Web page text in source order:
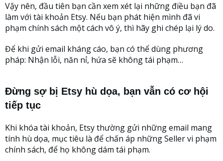
Vậy nên, đầu tiên bạn cần xem xét lại những điều bạn đã
làm với tài khoản Etsy. Nếu bạn phát hiện mình đã vi
phạm chính sách một cách vô ý, thì hãy ghi chép lại lý do.
Để khi gửi email kháng cáo, bạn có thể dùng phương
pháp: Nhận lỗi, năn nỉ, hứa sẽ không tái phạm…
Đừng sợ bị Etsy hù dọa, bạn vẫn có cơ hội
tiếp tục
Khi khóa tài khoản, Etsy thường gửi những email mang
tính hù dọa, mục tiêu là để chấn áp những Seller vi phạm
chính sách, để họ không dám tái phạm.